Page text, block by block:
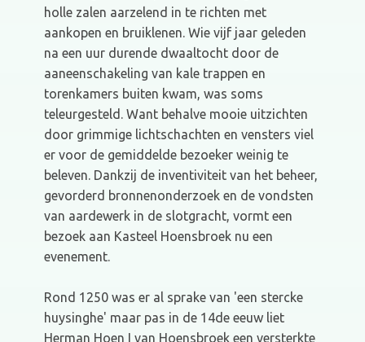
holle zalen aarzelend in te richten met
aankopen en bruiklenen. Wie vijf jaar geleden
na een uur durende dwaaltocht door de
aaneenschakeling van kale trappen en
torenkamers buiten kwam, was soms
teleurgesteld. Want behalve mooie uitzichten
door grimmige lichtschachten en vensters viel
er voor de gemiddelde bezoeker weinig te
beleven. Dankzij de inventiviteit van het beheer,
gevorderd bronnenonderzoek en de vondsten
van aardewerk in de slotgracht, vormt een
bezoek aan Kasteel Hoensbroek nu een
evenement.
Rond 1250 was er al sprake van 'een stercke
huysinghe' maar pas in de 14de eeuw liet
Herman Hoen I van Hoensbroek een versterkte